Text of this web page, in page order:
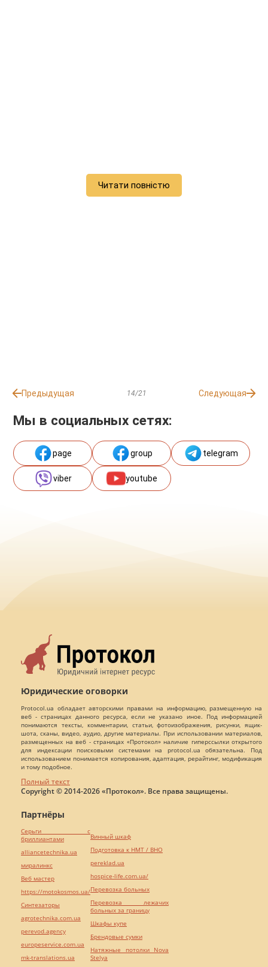
Читати повністю
Предыдущая 14/21 Следующая
Мы в социальных сетях:
page group telegram
viber youtube
Юридические оговорки
Protocol.ua обладает авторскими правами на информацию, размещенную на
веб - страницах данного ресурса, если не указано иное. Под информацией
понимаются тексты, комментарии, статьи, фотоизображения, рисунки, ящик-
шота, сканы, видео, аудио, другие материалы. При использовании материалов,
размещенных на веб - страницах «Протокол» наличие гиперссылки открытого
для индексации поисковыми системами на protocol.ua обязательна. Под
использованием понимается копирования, адаптация, рерайтинг, модификация
и тому подобное.
Полный текст
Copyright © 2014-2026 «Протокол». Все права защищены.
Партнёры
Серьги с
бриллиантами
alliancetechnika.ua
миралинкс
Веб мастер
https://motokosmos.ua/
Синтезаторы
agrotechnika.com.ua
perevod.agency
europeservice.com.ua
mk-translations.ua
Винный шкаф
Подготовка к НМТ / ВНО
pereklad.ua
hospice-life.com.ua/
Перевозка больных
Перевозка лежачих
больных за границу
Шкафы купе
Брендовые сумки
Натяжные потолки Nova
Stelya